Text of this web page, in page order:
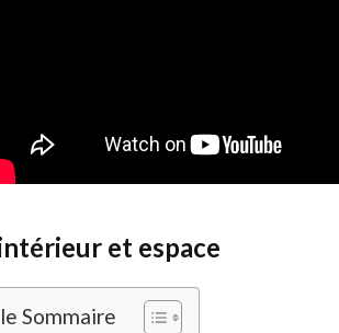
et espace
Sommaire